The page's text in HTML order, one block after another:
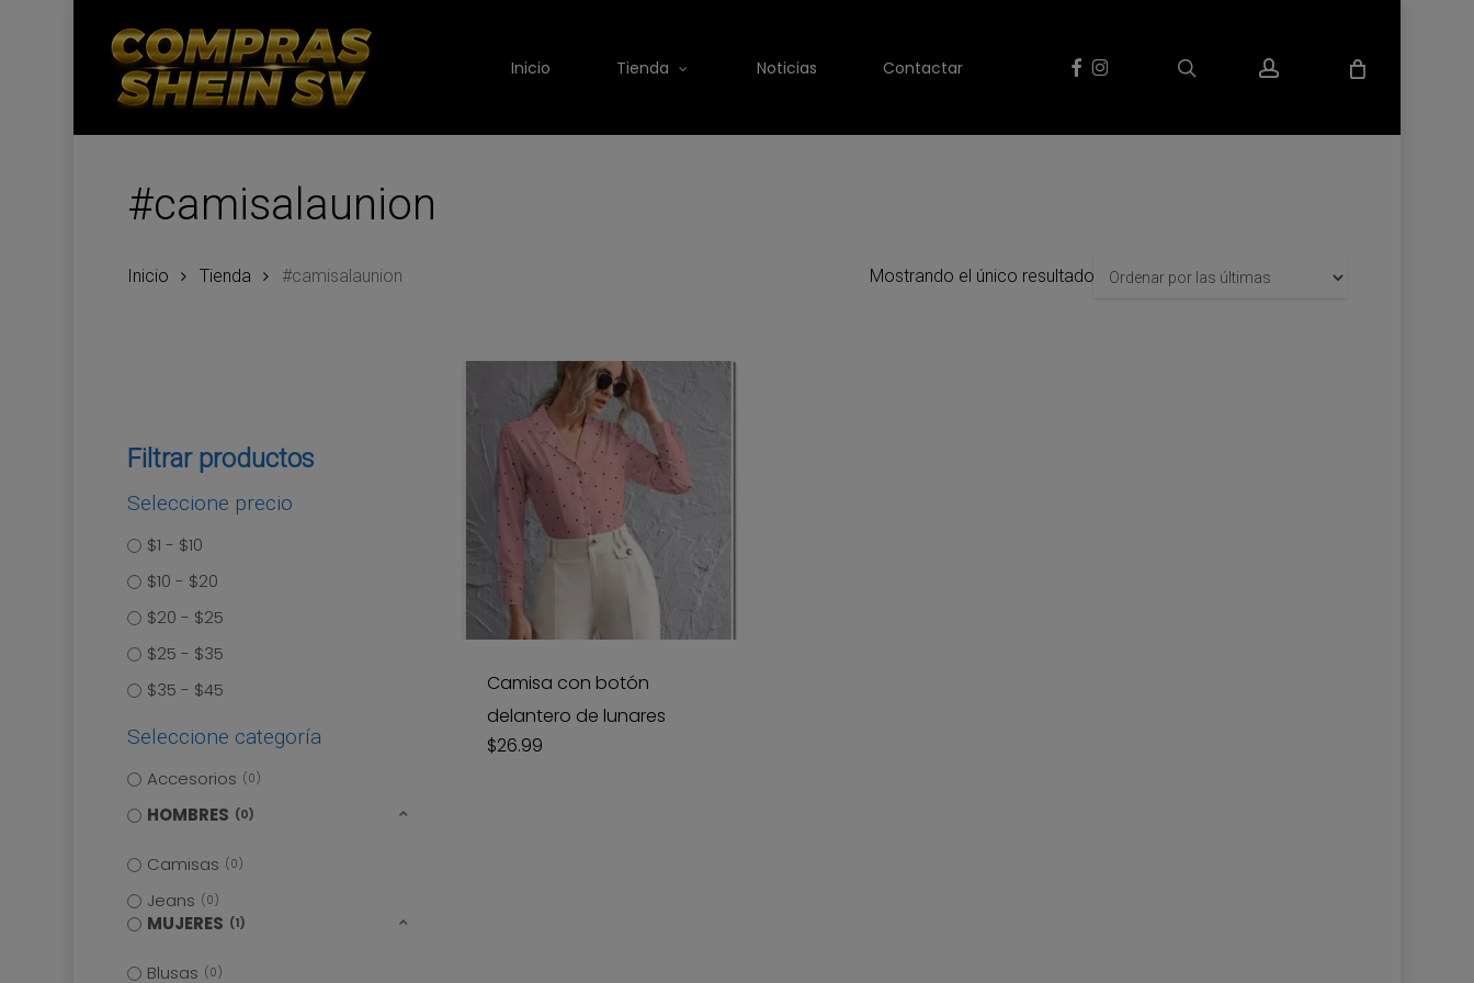
Inicio Tienda Noticias Contactar facebook
instagram
#camisalaunion
Mostrando el único resultado
Inicio Tienda #camisalaunion
Filtrar productos
Seleccione precio
$1 - $10
$10 - $20
$20 - $25
$25 - $35
$35 - $45
Seleccione categoría
Accesorios 0
HOMBRES 0
Camisas 0
Jeans 0
MUJERES 1
Blusas 0
producto
Camisa con botón
delantero de lunares
$26.99